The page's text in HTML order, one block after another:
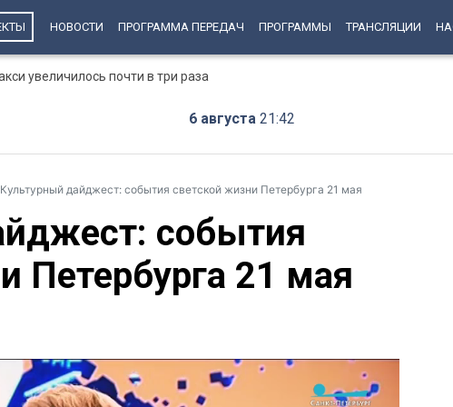
НОВОСТИ ПРОГРАММА ПЕРЕДАЧ ПРОГРАММЫ ТРАНСЛЯЦИИ
увеличилось почти в три раза
6 августа 21:42
Культурный дайджест: события светской жизни Петербурга 21 мая
события
Петербурга 21 мая